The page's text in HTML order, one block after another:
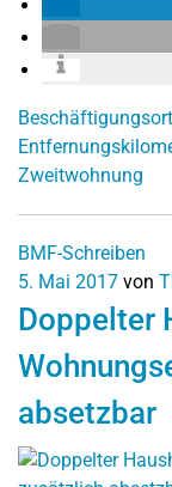
Beschäftigungsort
Zweitwohnung
BMF-Schreiben
5. Mai 2017 von
Doppelter
absetzbar